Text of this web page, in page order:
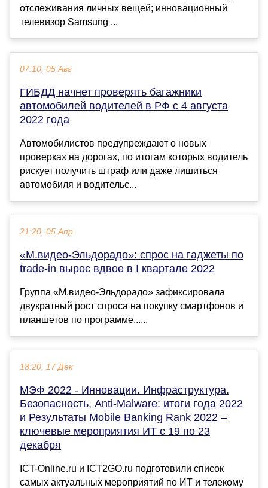
отслеживания личных вещей; инновационный
телевизор Samsung ...
07:10, 05 Авг
ГИБДД начнет проверять багажники
автомобилей водителей в РФ с 4 августа
2022 года
Автомобилистов предупреждают о новых
проверках на дорогах, по итогам которых водитель
рискует получить штраф или даже лишиться
автомобиля и водительс...
21:20, 05 Апр
«М.видео-Эльдорадо»: спрос на гаджеты по
trade-in вырос вдвое в I квартале 2022
Группа «М.видео-Эльдорадо» зафиксировала
двукратный рост спроса на покупку смартфонов и
планшетов по программе......
18:20, 17 Дек
МЭФ 2022 - Инновации. Инфраструктура.
Безопасность, Anti-Malware: итоги года 2022
и Результаты Mobile Banking Rank 2022 –
ключевые мероприятия ИТ с 19 по 23
декабря
ICT-Online.ru и ICT2GO.ru подготовили список
самых актуальных мероприятий по ИТ и телекому